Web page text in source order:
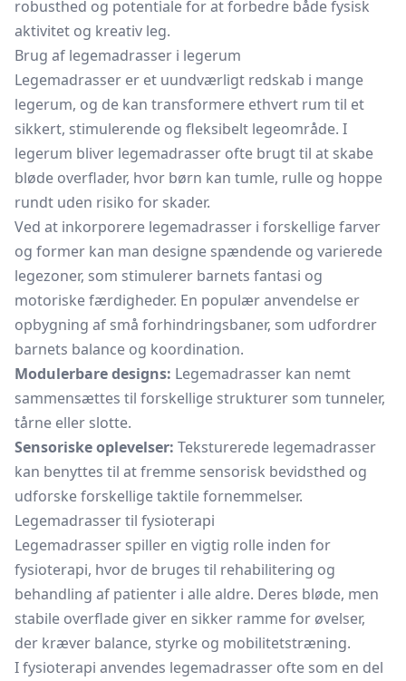
robusthed og potentiale for at forbedre både fysisk
aktivitet og kreativ leg.
Brug af legemadrasser i legerum
Legemadrasser er et uundværligt redskab i mange
legerum, og de kan transformere ethvert rum til et
sikkert, stimulerende og fleksibelt legeområde. I
legerum bliver legemadrasser ofte brugt til at skabe
bløde overflader, hvor børn kan tumle, rulle og hoppe
rundt uden risiko for skader.
Ved at inkorporere legemadrasser i forskellige farver
og former kan man designe spændende og varierede
legezoner, som stimulerer barnets fantasi og
motoriske færdigheder. En populær anvendelse er
opbygning af små forhindringsbaner, som udfordrer
barnets balance og koordination.
Modulerbare designs: Legemadrasser kan nemt
sammensættes til forskellige strukturer som tunneler,
tårne eller slotte.
Sensoriske oplevelser: Teksturerede legemadrasser
kan benyttes til at fremme sensorisk bevidsthed og
udforske forskellige taktile fornemmelser.
Legemadrasser til fysioterapi
Legemadrasser spiller en vigtig rolle inden for
fysioterapi, hvor de bruges til rehabilitering og
behandling af patienter i alle aldre. Deres bløde, men
stabile overflade giver en sikker ramme for øvelser,
der kræver balance, styrke og mobilitetstræning.
I fysioterapi anvendes legemadrasser ofte som en del